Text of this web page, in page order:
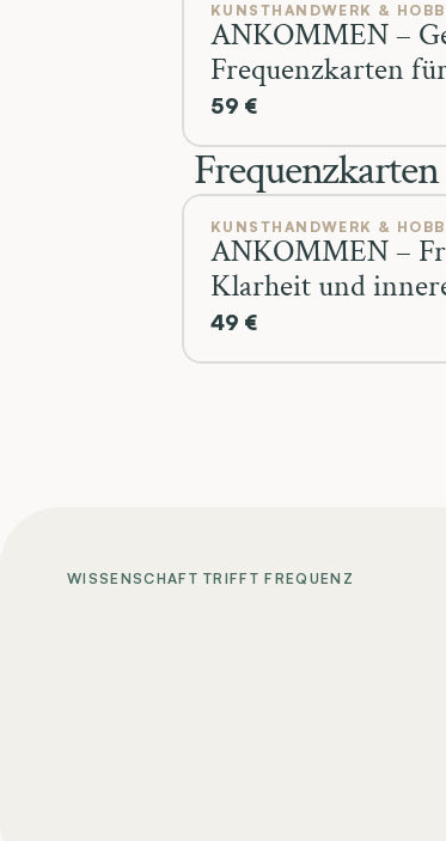
KUNSTHANDWERK &
ANKOMMEN –
Frequenzkarten
innere Kraft
59 €
Frequenzkarten
KUNSTHANDWERK &
ANKOMMEN –
Klarheit und
49 €
WISSENSCHAFT TRIFFT FREQUENZ